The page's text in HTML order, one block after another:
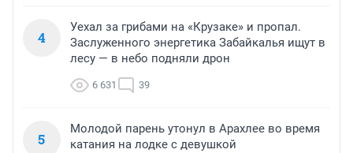
4
Уехал за грибами на «Крузаке» и пропал.
Заслуженного энергетика Забайкалья ищут в
лесу — в небо подняли дрон
6 631 39
5
Молодой парень утонул в Арахлее во время
катания на лодке с девушкой